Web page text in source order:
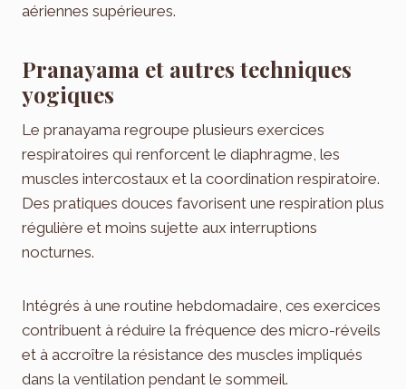
aériennes supérieures.
Pranayama et autres techniques
yogiques
Le pranayama regroupe plusieurs exercices
respiratoires qui renforcent le diaphragme, les
muscles intercostaux et la coordination respiratoire.
Des pratiques douces favorisent une respiration plus
régulière et moins sujette aux interruptions
nocturnes.
Intégrés à une routine hebdomadaire, ces exercices
contribuent à réduire la fréquence des micro-réveils
et à accroître la résistance des muscles impliqués
dans la ventilation pendant le sommeil.